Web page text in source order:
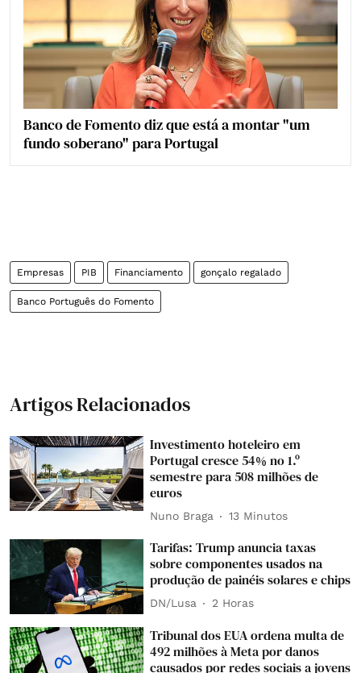
Banco de Fomento diz que está a montar "um
fundo soberano" para Portugal
Empresas PIB Financiamento gonçalo regalado
Banco Português do Fomento
Artigos Relacionados
Investimento hoteleiro em
Portugal cresce 54% no 1.º
semestre para 508 milhões de
euros
Nuno Braga 13 Minutos
Tarifas: Trump anuncia taxas
sobre componentes usados na
produção de painéis solares e chips
DN/Lusa 2 Horas
Tribunal dos EUA ordena multa de
492 milhões à Meta por danos
causados por redes sociais a jovens